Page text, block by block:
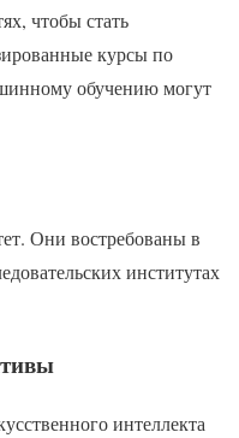
чтобы стать
курсы по
обучению могут
Они востребованы в
институтах
интеллекта